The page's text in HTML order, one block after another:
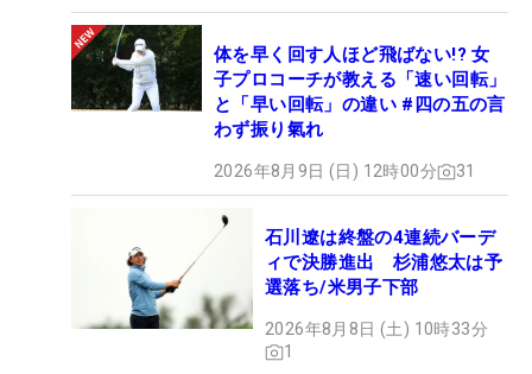
体を早く回す人ほど飛ばない!? 女
子プロコーチが教える「速い回転」
と「早い回転」の違い #四の五の言
わず振り氣れ
2026年8月9日 (日) 12時00分 31
石川遼は終盤の4連続バーデ
ィで決勝進出 杉浦悠太は予
選落ち/米男子下部
2026年8月8日 (土) 10時33分
1